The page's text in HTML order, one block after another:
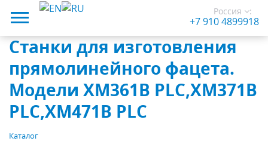
Россия
+7 910 4899918
:
Станки для изготовления
прямолинейного фацета.
Модели XM361B PLC,XM371B
PLC,XM471B PLC
Каталог